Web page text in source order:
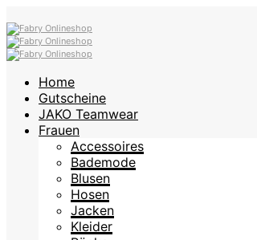
Home
Gutscheine
JAKO Teamwear
Frauen
Accessoires
Bademode
Blusen
Hosen
Jacken
Kleider